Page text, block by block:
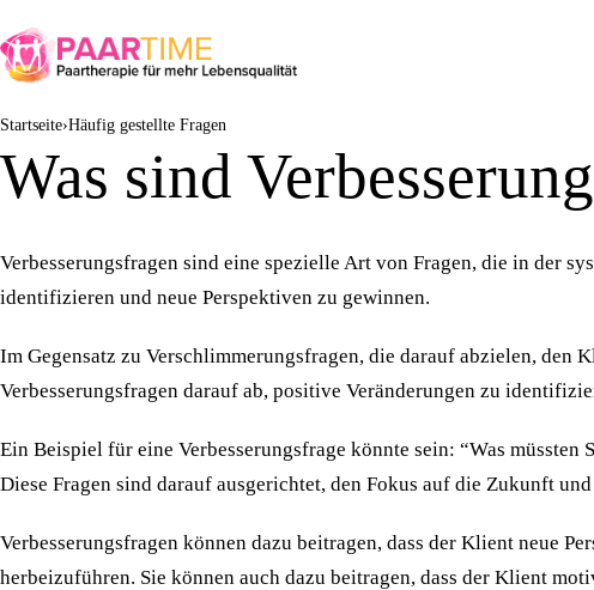
Startseite Häufig gestellte Fragen
Was sind
Verbesserungsfragen sind eine spezielle Art von Fragen, die in der
identifizieren und neue Perspektiven zu gewinnen.
Im Gegensatz zu Verschlimmerungsfragen, die darauf abzielen,
Verbesserungsfragen darauf ab, positive Veränderungen zu
Ein Beispiel für eine Verbesserungsfrage könnte sein: “Was
Diese Fragen sind darauf ausgerichtet, den Fokus auf die Zukunft
Verbesserungsfragen können dazu beitragen, dass der Klient neue
herbeizuführen. Sie können auch dazu beitragen, dass der Klient